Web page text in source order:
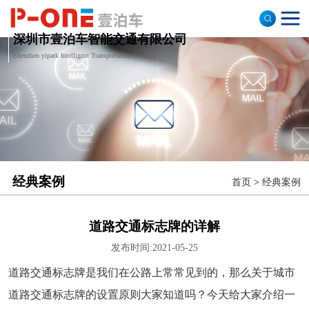
深圳市壹泊车智能交通有限公司
Shenzhen yipark Intelligent Transportation Co., Ltd
经典案例 首页 > 经典案例
道路交通标志牌的详解
发布时间:2021-05-25
道路交通标志牌是我们在公路上常常见到的，那么关于城市
道路交通标志牌的设置原则大家知道吗？今天给大家介绍一
申办停车场许可证
热熔划线
车牌识别系统
车辆报送系统